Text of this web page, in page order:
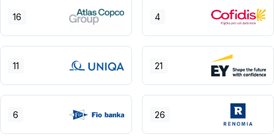
16 4
11 21
6 26